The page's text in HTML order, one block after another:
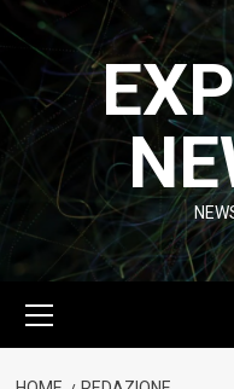
contenuto
principale